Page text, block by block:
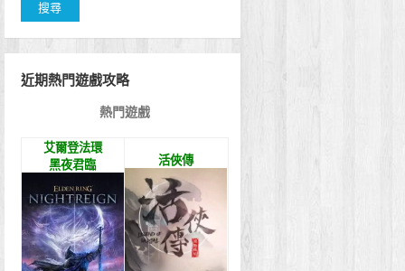
近期熱門遊戲攻略
熱門遊戲
艾爾登法環
黑夜君臨
活俠傳